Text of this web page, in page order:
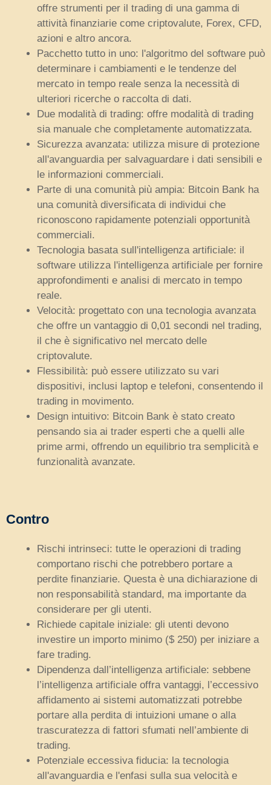
offre strumenti per il trading di una gamma di
attività finanziarie come criptovalute, Forex, CFD,
azioni e altro ancora.
Pacchetto tutto in uno: l'algoritmo del software può
determinare i cambiamenti e le tendenze del
mercato in tempo reale senza la necessità di
ulteriori ricerche o raccolta di dati.
Due modalità di trading: offre modalità di trading
sia manuale che completamente automatizzata.
Sicurezza avanzata: utilizza misure di protezione
all'avanguardia per salvaguardare i dati sensibili e
le informazioni commerciali.
Parte di una comunità più ampia: Bitcoin Bank ha
una comunità diversificata di individui che
riconoscono rapidamente potenziali opportunità
commerciali.
Tecnologia basata sull'intelligenza artificiale: il
software utilizza l'intelligenza artificiale per fornire
approfondimenti e analisi di mercato in tempo
reale.
Velocità: progettato con una tecnologia avanzata
che offre un vantaggio di 0,01 secondi nel trading,
il che è significativo nel mercato delle
criptovalute.
Flessibilità: può essere utilizzato su vari
dispositivi, inclusi laptop e telefoni, consentendo il
trading in movimento.
Design intuitivo: Bitcoin Bank è stato creato
pensando sia ai trader esperti che a quelli alle
prime armi, offrendo un equilibrio tra semplicità e
funzionalità avanzate.
Contro
Rischi intrinseci: tutte le operazioni di trading
comportano rischi che potrebbero portare a
perdite finanziarie. Questa è una dichiarazione di
non responsabilità standard, ma importante da
considerare per gli utenti.
Richiede capitale iniziale: gli utenti devono
investire un importo minimo ($ 250) per iniziare a
fare trading.
Dipendenza dall’intelligenza artificiale: sebbene
l’intelligenza artificiale offra vantaggi, l’eccessivo
affidamento ai sistemi automatizzati potrebbe
portare alla perdita di intuizioni umane o alla
trascuratezza di fattori sfumati nell’ambiente di
trading.
Potenziale eccessiva fiducia: la tecnologia
all'avanguardia e l'enfasi sulla sua velocità e